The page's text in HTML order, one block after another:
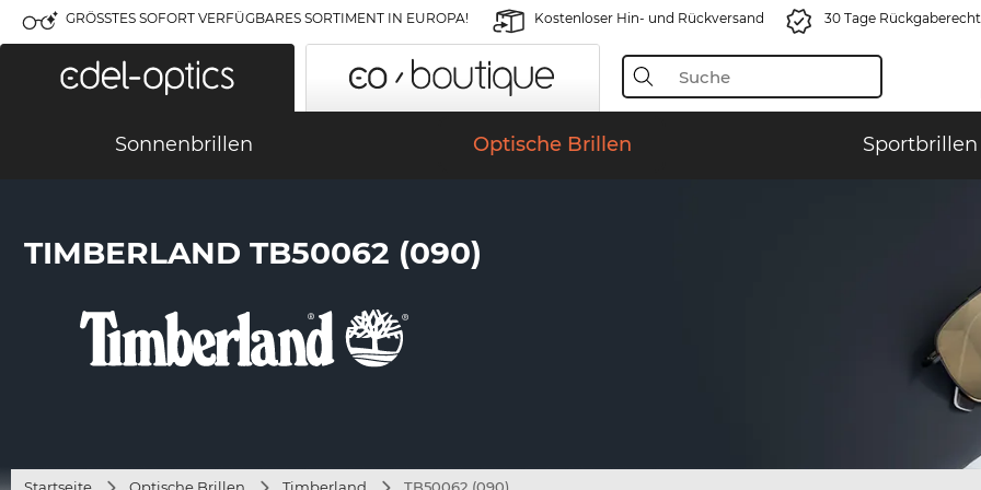
GRÖSSTES SOFORT VERFÜGBARES SORTIMENT IN EUROPA! Kostenloser Hin- und Rückversand 30 Tage Rückgaberecht
Sonnenbrillen Optische Brillen Sportbrillen
TIMBERLAND TB50062 (090)